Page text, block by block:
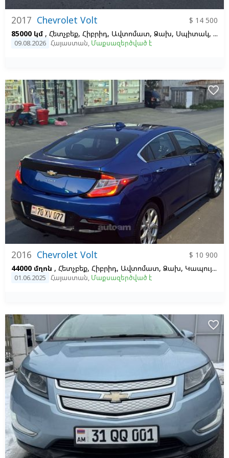
2017 Chevrolet Volt
$ 14 500
85000 կմ , Հետչբեք, Հիբրիդ, Ավտոմատ, Ձախ, Սպիտակ, Սև
09.08.2026 Հայաստան, Մաքսազերծված է
2016 Chevrolet Volt
$ 10 900
44000 մղոն , Հետչբեք, Հիբրիդ, Ավտոմատ, Ձախ, Կապույտ
01.06.2025 Հայաստան, Մաքսազերծված է
favorite_border
favorite_border